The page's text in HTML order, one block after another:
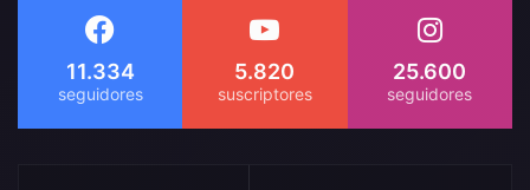
11.334 5.820 25.600